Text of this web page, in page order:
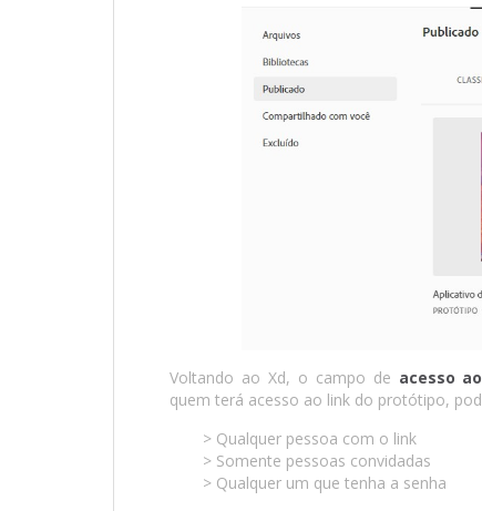
Voltando ao Xd, o campo de acesso
quem terá acesso ao link do protótipo,
> Qualquer pessoa com o link
> Somente pessoas convidadas
> Qualquer um que tenha a senha